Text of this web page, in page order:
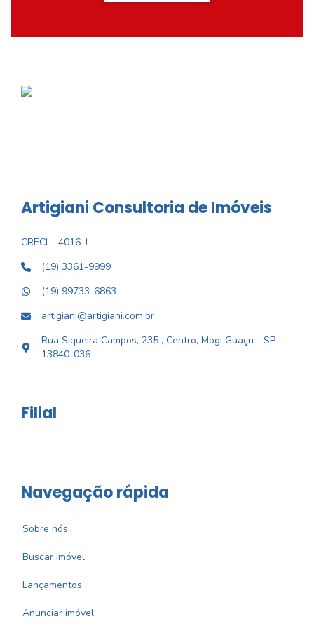
Artigiani Consultoria de Imóveis
CRECI
4016-J
(19) 3361-9999
(19) 99733-6863
artigiani@artigiani.com.br
Rua Siqueira Campos, 235 , Centro, Mogi Guaçu - SP -
13840-036
Filial
Navegação rápida
Sobre nós
Buscar imóvel
Lançamentos
Anunciar imóvel